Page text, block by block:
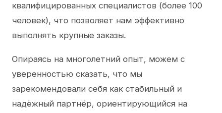
квалифицированных специалистов (более 100
человек), что позволяет нам эффективно
выполнять крупные заказы.
Опираясь на многолетний опыт, можем с
уверенностью сказать, что мы
зарекомендовали себя как стабильный и
надёжный партнёр, ориентирующийся на